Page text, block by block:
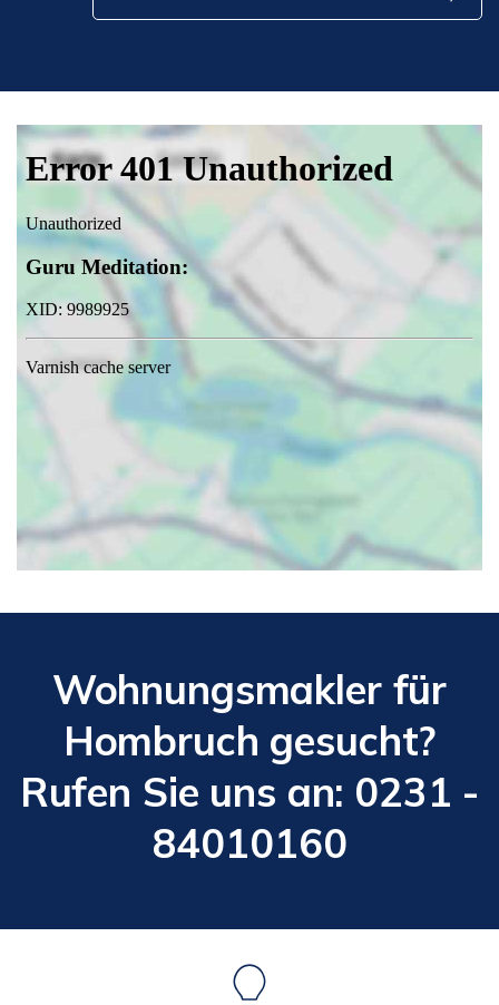
Wohnungsmakler für
Hombruch gesucht?
Rufen Sie uns an: 0231 -
84010160